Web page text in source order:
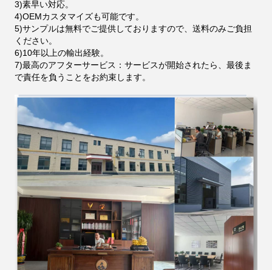
3)素早い対応。
4)OEMカスタマイズも可能です。
5)サンプルは無料でご提供しておりますので、送料のみご負担
ください。
6)10年以上の輸出経験。
7)最高のアフターサービス：サービスが開始されたら、最後ま
で責任を負うことをお約束します。